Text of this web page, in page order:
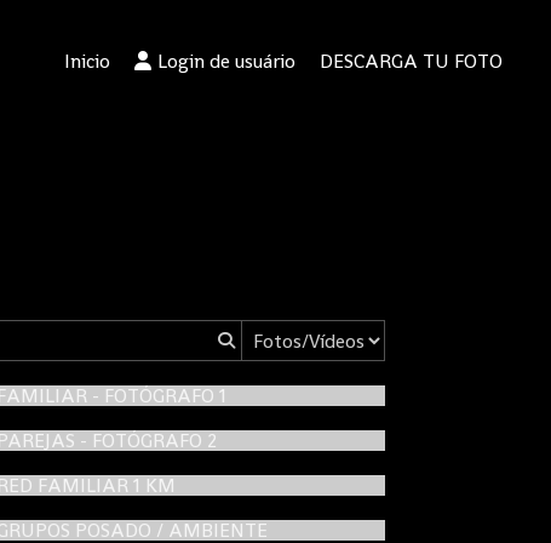
Inicio Login de usuário DESCARGA TU FOTO
FAMILIAR - FOTÓGRAFO 1
PAREJAS - FOTÓGRAFO 2
RED FAMILIAR 1 KM
GRUPOS POSADO / AMBIENTE